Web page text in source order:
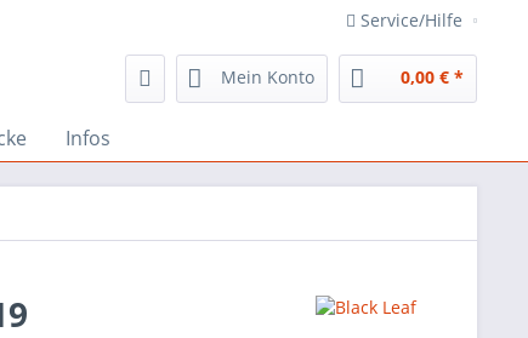
Service/Hilfe
Mein Konto 0,00 € *
Infos